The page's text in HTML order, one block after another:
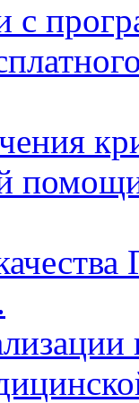
с